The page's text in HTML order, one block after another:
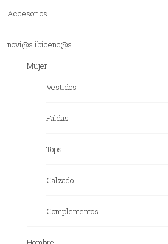
Accesorios
novi@s ibicenc@s
Mujer
Vestidos
Faldas
Tops
Calzado
Complementos